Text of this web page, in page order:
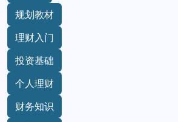
规划教材
理财入门
投资基础
个人理财
财务知识